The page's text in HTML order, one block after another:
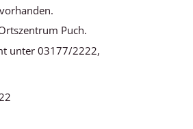
Puch.
unter 03177/2222,